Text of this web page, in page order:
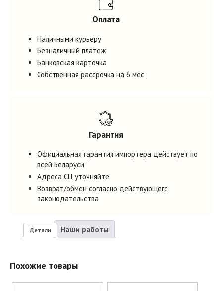
Оплата
Наличными курьеру
Безналичный платеж
Банковская карточка
Собственная рассрочка на 6 мес.
Гарантия
Официальная гарантия импортера действует по
всей Беларуси
Адреса СЦ уточняйте
Возврат/обмен согласно действующего
законодательства
Детали Наши работы
Похожие товары